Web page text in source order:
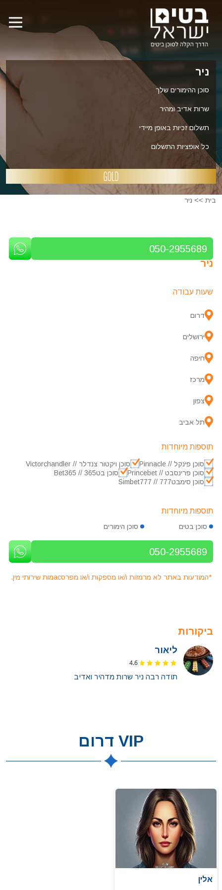
ניר
סוכן ההימורים שלך
שרות אדיב ומהיר
תשלום זכיות באופן מיידי
כל אופציות התשלום
בית >> ניר
ניר
שעות עבודה
דרום
ירושלים
חיפה
מרכז
צפון
תל אביב
תוספות מיוחדות
סוכן פינקל // Pinnacle
סוכן ויקטור צנדלר // Victorchandler
סוכן פרינסבט // Princebet
סוכן בט365 // Bet365
סוכן סימבט777 // Simbet777
תוספות מיוחדות
סוכן בטים סוכן הימורים
050-2955689
*המודעות באתר לא מרמזות ו/או מספקות ו/או מפרסacמות שירותי מין.
050-2955689
ביקורות
ליאור
4.6
תודה רבה ניר שרות מדהיר ואדיב
VIP דרום
אלין